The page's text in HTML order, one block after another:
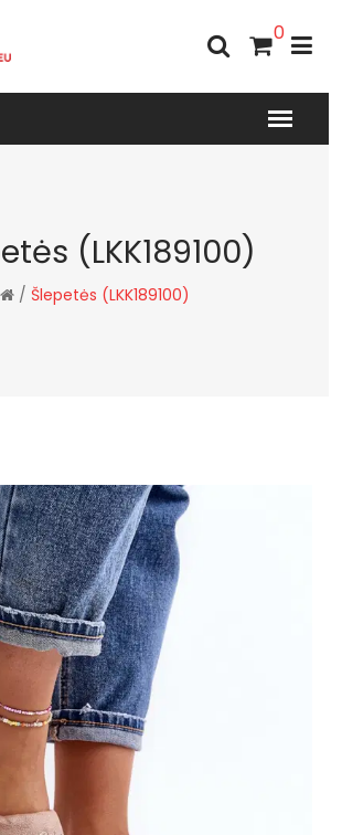
0
(LKK189100)
/ Šlepetės (LKK189100)